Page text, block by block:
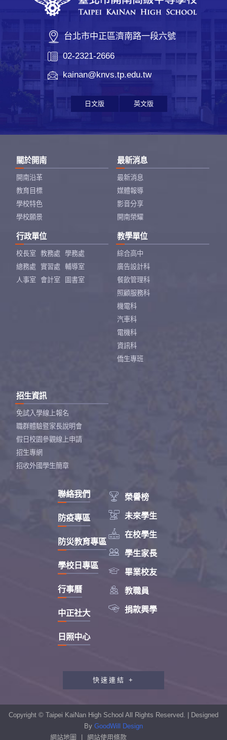
台北市中正區濟南路一段六號
02-2321-2666
kainan@knvs.tp.edu.tw
日文版 英文版
關於開南
開南沿革
教育目標
學校特色
學校願景
最新消息
最新消息
媒體報導
影音分享
開南榮耀
行政單位
校長室 教務處
學務處
總務處
實習處
輔導室
人事室
會計室 圖書室
教學單位
綜合高中
廣告設計科
餐飲管理科
照顧服務科
機電科
汽車科
電機科
資訊科
僑生專班
招生資訊
免試入學線上報名
職群體驗暨家長說明會
假日校園參觀線上申請
招生專網
招收外國學生簡章
 榮譽榜
 未來學生
 在校學生
 學生家長
 畢業校友
 教職員
 捐款興學
聯絡我們
防疫專區
防災教育專區
學校日專區
行事曆
中正社大
日照中心
快速連結 +
教職員工研習專區
性別平等教育專區
Copyright © Taipei KaiNan High School All Rights Reserved. | Designed
By GoodWill Design
網站地圖
網站使用條款